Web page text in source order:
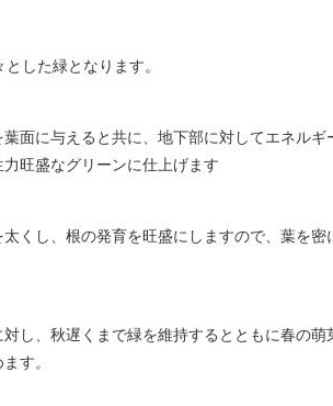
した緑となります。
面に与えると共に、地下部に対してエネル
旺盛なグリーンに仕上げます
くし、根の発育を旺盛にしますので、葉を密
し、秋遅くまで緑を維持するとともに春の萌
す。